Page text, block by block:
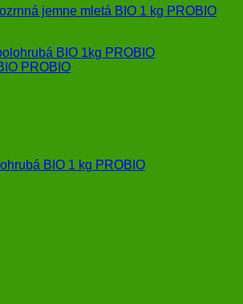
jemne mletá BIO 1 kg PROBIO
BIO 1 kg PROBIO